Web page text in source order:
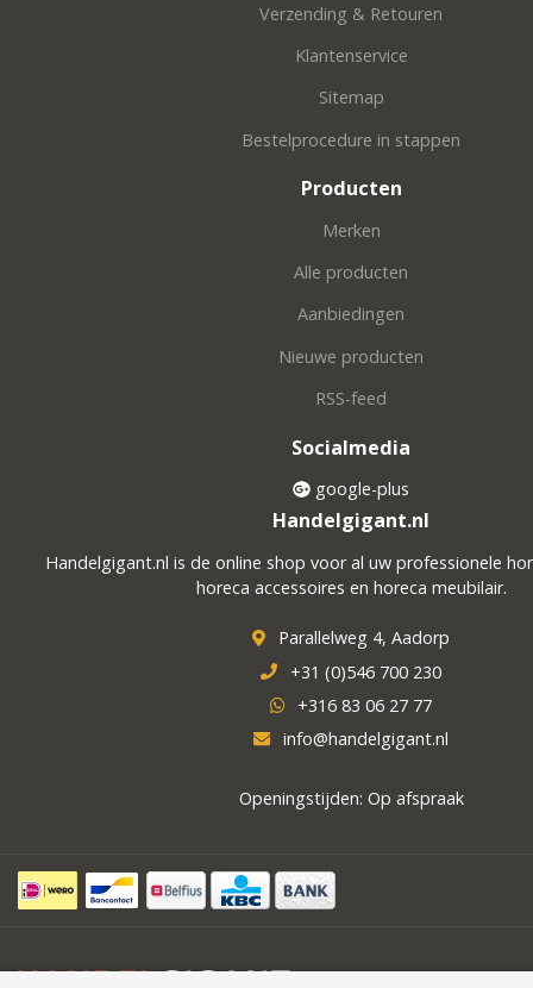
Verzending & Retouren
Klantenservice
Sitemap
Bestelprocedure in stappen
Producten
Merken
Alle producten
Aanbiedingen
Nieuwe producten
RSS-feed
Socialmedia
google-plus
Handelgigant.nl
Handelgigant.nl is de online shop voor al uw professionele
horeca accessoires en horeca meubilair.
Parallelweg 4, Aadorp
+31 (0)546 700 230
+316 83 06 27 77
info@handelgigant.nl
Openingstijden: Op afspraak